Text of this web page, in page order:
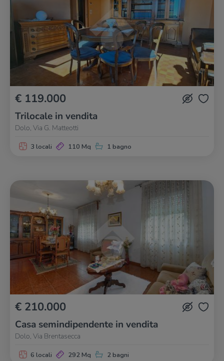
€ 119.000
Trilocale in vendita
Dolo, Via G. Matteotti
3 locali 110 Mq 1 bagno
€ 210.000
Casa semindipendente in vendita
Dolo, Via Brentasecca
6 locali 292 Mq 2 bagni